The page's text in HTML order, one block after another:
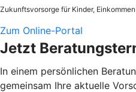
Zukunftsvorsorge für Kinder,
Zum Online-Portal
Jetzt
In einem persönlichen
gemeinsam Ihre aktuelle